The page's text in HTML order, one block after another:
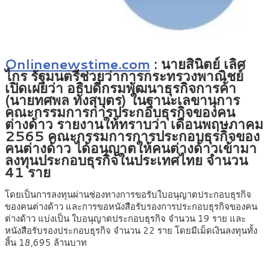
Onlinenewstime.com : นายสินิตย์ เลิศ
ไกร รัฐมนตรีช่วยว่าการกระทรวงพาณิชย์
เปิดเผยว่า อธิบดีกรมพัฒนาธุรกิจการค้า
(นายทศพล ทังสุบุตร) ในฐานะเลขานุการ
คณะกรรมการการประกอบธุรกิจของคน
ต่างด้าว รายงานให้ทราบว่า เดือนพฤษภาคม
2565 คณะกรรมการการประกอบธุรกิจของ
คนต่างด้าว ได้อนุญาตให้คนต่างด้าวเข้ามา
ลงทุนประกอบธุรกิจในประเทศไทย จำนวน
41 ราย
โดยเป็นการลงทุนผ่านช่องทางการขอรับใบอนุญาตประกอบธุรกิจ
ของคนต่างด้าว และการขอหนังสือรับรองการประกอบธุรกิจของคน
ต่างด้าว แบ่งเป็น ใบอนุญาตประกอบธุรกิจ จำนวน 19 ราย และ
หนังสือรับรองประกอบธุรกิจ จำนวน 22 ราย โดยมีเม็ดเงินลงทุนทั้ง
สิ้น 18,695 ล้านบาท